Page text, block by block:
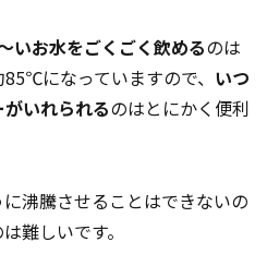
いお水をごくごく飲めるのは
になっていますので、 いつ
いれられるのはとにかく便利
沸騰させることはできないの
難しいです。